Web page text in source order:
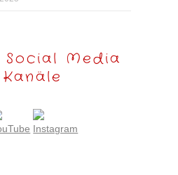
Social Media
Kanäle